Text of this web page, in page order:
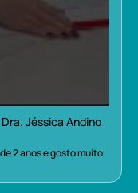
Jéssica Andino
2 anos e gosto muito